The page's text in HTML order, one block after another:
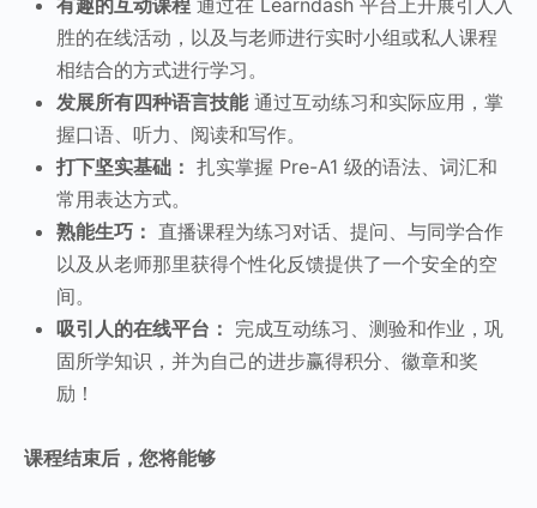
胜的在线活动，以及与老师进行实时小组或私人课程
相结合的方式进行学习。
发展所有四种语言技能通过互动练习和实际应用，掌
握口语、听力、阅读和写作。
打下坚实基础： 扎实掌握 Pre-A1 级的语法、词汇和
常用表达方式。
熟能生巧： 直播课程为练习对话、提问、与同学合作
以及从老师那里获得个性化反馈提供了一个安全的空
间。
吸引人的在线平台： 完成互动练习、测验和作业，巩
固所学知识，并为自己的进步赢得积分、徽章和奖
励！
课程结束后，您将能够